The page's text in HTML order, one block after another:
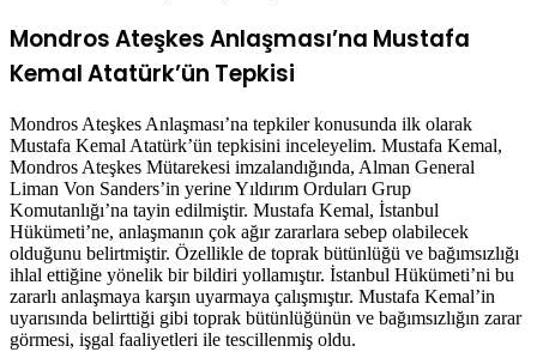
Mondros Ateşkes Anlaşması’na Mustafa
Kemal Atatürk’ün Tepkisi
Mondros Ateşkes Anlaşması’na tepkiler konusunda ilk olarak
Mustafa Kemal Atatürk’ün tepkisini inceleyelim. Mustafa Kemal,
Mondros Ateşkes Mütarekesi imzalandığında, Alman General
Liman Von Sanders’in yerine Yıldırım Orduları Grup
Komutanlığı’na tayin edilmiştir. Mustafa Kemal, İstanbul
Hükümeti’ne, anlaşmanın çok ağır zararlara sebep olabilecek
olduğunu belirtmiştir. Özellikle de toprak bütünlüğü ve bağımsızlığı
ihlal ettiğine yönelik bir bildiri yollamıştır. İstanbul Hükümeti’ni bu
zararlı anlaşmaya karşın uyarmaya çalışmıştır. Mustafa Kemal’in
uyarısında belirttiği gibi toprak bütünlüğünün ve bağımsızlığın zarar
görmesi, işgal faaliyetleri ile tescillenmiş oldu.